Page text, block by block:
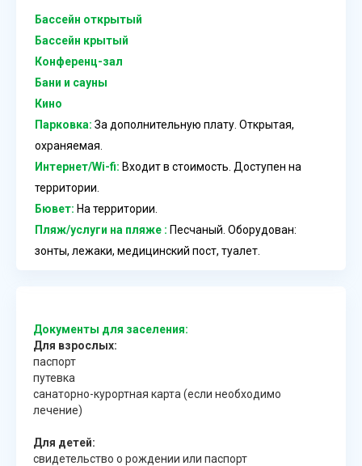
Бассейн открытый
Бассейн крытый
Конференц-зал
Бани и сауны
Кино
Парковка: За дополнительную плату. Открытая,
охраняемая.
Интернет/Wi-fi: Входит в стоимость. Доступен на
территории.
Бювет: На территории.
Пляж/услуги на пляже : Песчаный. Оборудован:
зонты, лежаки, медицинский пост, туалет.
Документы для заселения:
Для взрослых:
паспорт
путевка
санаторно-курортная карта (если необходимо
лечение)
Для детей:
свидетельство о рождении или паспорт